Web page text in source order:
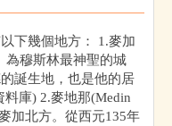
下幾個地方： 1.麥加
為穆斯林最神聖的城
誕生地，也是他的居
庫) 2.麥地那(Medin
加北方。從西元135年